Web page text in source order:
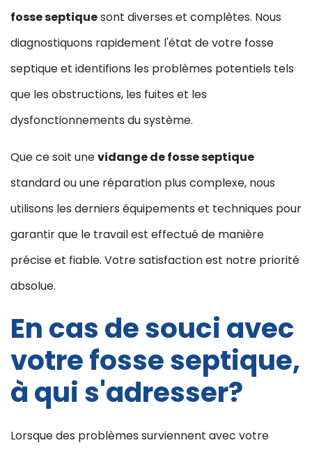
fosse septiquesont diverses et complètes. Nous
diagnostiquons rapidement l'état de votre fosse
septique et identifions les problèmes potentiels tels
que les obstructions, les fuites et les
dysfonctionnements du système.
Que ce soit unevidange de fosse septique
standard ou une réparation plus complexe, nous
utilisons les derniers équipements et techniques pour
garantir que le travail est effectué de manière
précise et fiable. Votre satisfaction est notre priorité
absolue.
En cas de souci avec
votre fosse septique,
à qui s'adresser?
Lorsque des problèmes surviennent avec votre